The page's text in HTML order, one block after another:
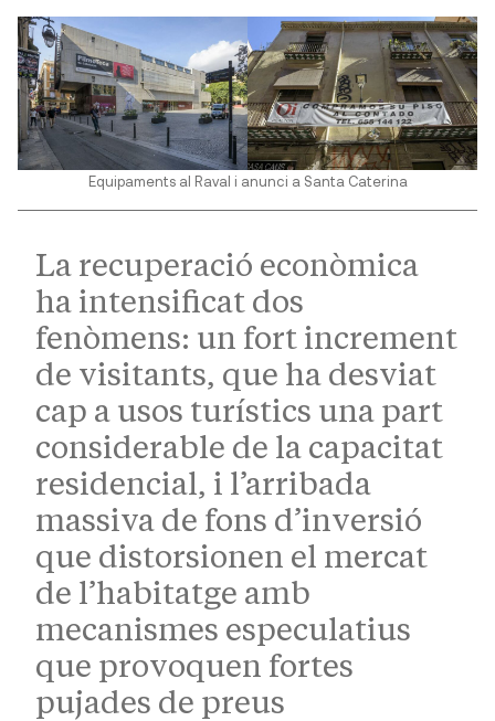
Equipaments al Raval i anunci a Santa Caterina
La recuperació econòmica
ha intensificat dos
fenòmens: un fort increment
de visitants, que ha desviat
cap a usos turístics una part
considerable de la capacitat
residencial, i l’arribada
massiva de fons d’inversió
que distorsionen el mercat
de l’habitatge amb
mecanismes especulatius
que provoquen fortes
pujades de preus